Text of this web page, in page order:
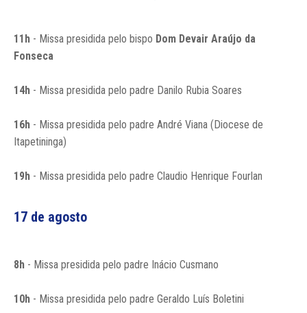
11h - Missa presidida pelo bispo Dom Devair Araújo da
Fonseca
14h - Missa presidida pelo padre Danilo Rubia Soares
16h - Missa presidida pelo padre André Viana (Diocese de
Itapetininga)
19h - Missa presidida pelo padre Claudio Henrique Fourlan
17 de agosto
8h - Missa presidida pelo padre Inácio Cusmano
10h - Missa presidida pelo padre Geraldo Luís Boletini